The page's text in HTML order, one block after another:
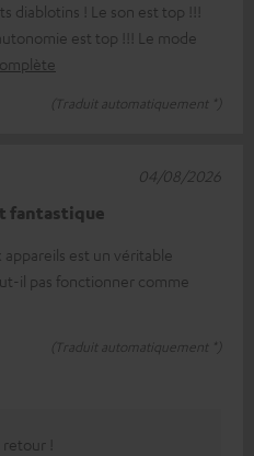
diablotins ! Le son est top !!!
est top !!! Le mode
(Traduit automatiquement *)
fantastique
appareils est un véritable
il pas fonctionner comme
(Traduit automatiquement *)
04/08/2026
!